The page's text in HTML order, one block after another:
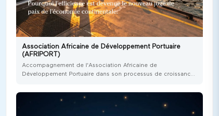
Association Africaine de Développement Portuaire
(AFRIPORT)
Accompagnement de l'Association Africaine de
Développement Portuaire dans son processus de croissance
numérique Afriport News Online.